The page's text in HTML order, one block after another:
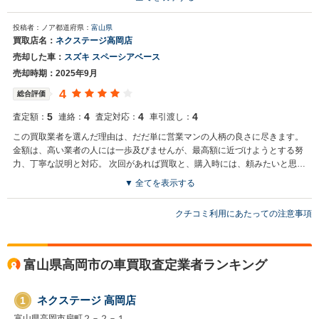
当者様から下取り査定額に自賠責保険の還付分も含めて金額提示すると言う
ことを、金額提示前にご説明いただき、非常に好感がもてました。※軽自動
車のため、自動車税の還付はありません。 終始、誠実なご対応をいただけた
ので、他に下取り査定依頼中でしたスポーツカー、マニュアル車専門の業者
2社さんの査定回答を待たずに、売却を決めました。
買取店からの返信
お世話になっております。 株式会社ネクステージでございます。 この
度はネクステージをご利用いただきまして誠にありがとうございまし
た。 弊社ではダイハツ・ミラのような軽自動車の専門店を展開してい
る関係もあり、大変得意な車種となっております。軽自動車の他にも
機会がございましたら是非お力添えできれば幸いでございます。 今後
とも宜しくお願い申し上げます。
投稿者：ノア都道府県： 富山県
買取店名： ネクステージ高岡店
売却した車： スズキ スペーシアベース
売却時期：2025年9月
総合評価 4
査定額： 5 連絡： 4 査定対応： 4 車引渡し： 4
この買取業者を選んだ理由は、だだ単に営業マンの人柄の良さに尽きます。
金額は、高い業者の人には一歩及びませんが、最高額に近づけようとする努
力、丁寧な説明と対応。 次回があれば買取と、購入時には、頼みたいと思い
買取店からの返信
お世話になっております。 株式会社ネクステージでございます。 この
た。 弊社スタッフの接客をお褒め頂き光栄です。 今後もご満足いただ
けるよう精進してまいります。 スタッフ一同、またのご利用お待ちし
ております。
▼ 全てを表示する
クチコミ利用にあたっての注意事項
富山県高岡市の車買取査定業者ランキング
1 ネクステージ 高岡店